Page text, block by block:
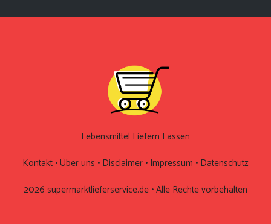
Lebensmittel Liefern Lassen
Kontakt •Über uns • Disclaimer • Impressum • Datenschutz
2026 supermarktlieferservice.de • Alle Rechte vorbehalten